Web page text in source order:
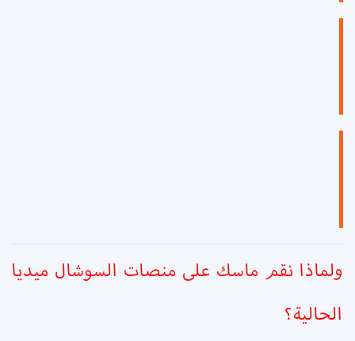
ولماذا نقم ماسك على منصات السوشال ميديا
الحالية؟